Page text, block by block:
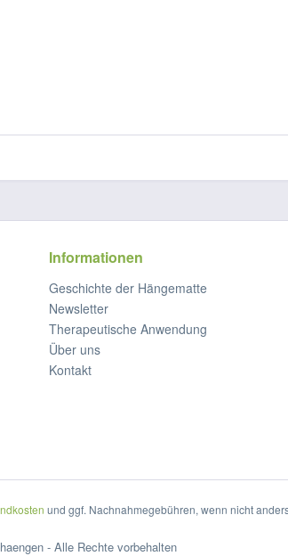
Informationen
Geschichte der Hängematte
Newsletter
Therapeutische Anwendung
Über uns
Kontakt
und ggf. Nachnahmegebühren, wenn nicht
- Alle Rechte vorbehalten